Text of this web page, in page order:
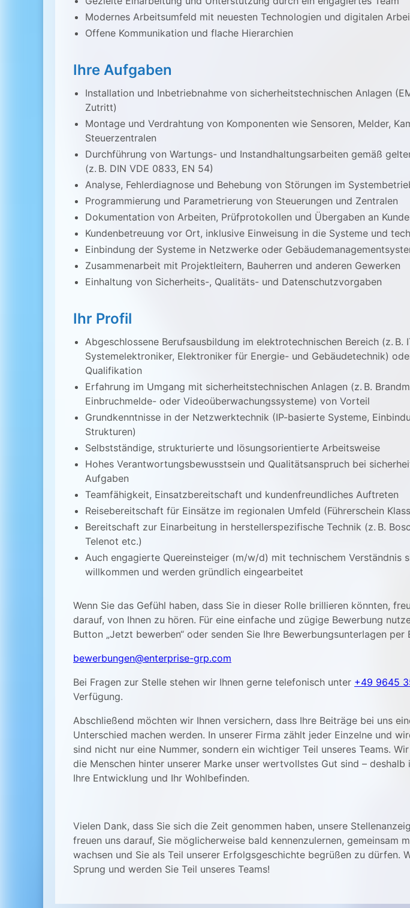
Modernes Arbeitsumfeld mit neuesten Technologien und digitalen
Offene Kommunikation und flache Hierarchien
Ihre Aufgaben
Installation und Inbetriebnahme von sicherheitstechnischen Anlagen
Zutritt)
Montage und Verdrahtung von Komponenten wie Sensoren, Melder,
Steuerzentralen
Durchführung von Wartungs- und Instandhaltungsarbeiten gemäß
(z. B. DIN VDE 0833, EN 54)
Analyse, Fehlerdiagnose und Behebung von Störungen im
Programmierung und Parametrierung von Steuerungen und Zentralen
Dokumentation von Arbeiten, Prüfprotokollen und Übergaben an
Kundenbetreuung vor Ort, inklusive Einweisung in die Systeme und
Einbindung der Systeme in Netzwerke oder
Zusammenarbeit mit Projektleitern, Bauherren und anderen Gewerken
Einhaltung von Sicherheits-, Qualitäts- und Datenschutzvorgaben
Ihr Profil
Abgeschlossene Berufsausbildung im elektrotechnischen Bereich (z. B.
Systemelektroniker, Elektroniker für Energie- und Gebäudetechnik)
Qualifikation
Erfahrung im Umgang mit sicherheitstechnischen Anlagen (z. B.
Einbruchmelde- oder Videoüberwachungssysteme) von Vorteil
Grundkenntnisse in der Netzwerktechnik (IP-basierte Systeme,
Strukturen)
Selbstständige, strukturierte und lösungsorientierte Arbeitsweise
Hohes Verantwortungsbewusstsein und Qualitätsanspruch bei
Aufgaben
Teamfähigkeit, Einsatzbereitschaft und kundenfreundliches Auftreten
Reisebereitschaft für Einsätze im regionalen Umfeld (Führerschein
Bereitschaft zur Einarbeitung in herstellerspezifische Technik (z. B.
Telenot etc.)
Auch engagierte Quereinsteiger (m/w/d) mit technischem Verständnis
willkommen und werden gründlich eingearbeitet
Wenn Sie das Gefühl haben, dass Sie in dieser Rolle brillieren könnten,
darauf, von Ihnen zu hören. Für eine einfache und zügige Bewerbung
Button „Jetzt bewerben“ oder senden Sie Ihre Bewerbungsunterlagen per
bewerbungen@enterprise-grp.com
Bei Fragen zur Stelle stehen wir Ihnen gerne telefonisch unter +49 9645
Verfügung.
Abschließend möchten wir Ihnen versichern, dass Ihre Beiträge bei uns
Unterschied machen werden. In unserer Firma zählt jeder Einzelne und
sind nicht nur eine Nummer, sondern ein wichtiger Teil unseres Teams.
die Menschen hinter unserer Marke unser wertvollstes Gut sind – deshalb
Ihre Entwicklung und Ihr Wohlbefinden.
Vielen Dank, dass Sie sich die Zeit genommen haben, unsere
freuen uns darauf, Sie möglicherweise bald kennenzulernen, gemeinsam
wachsen und Sie als Teil unserer Erfolgsgeschichte begrüßen zu dürfen.
Sprung und werden Sie Teil unseres Teams!